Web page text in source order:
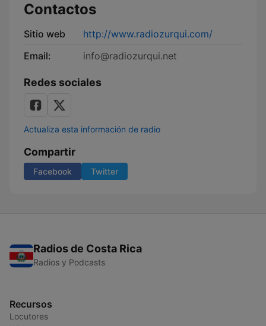
Contactos
Sitio web
http://www.radiozurqui.com/
Email:
info@radiozurqui.net
Redes sociales
Actualiza esta información de radio
Compartir
Facebook Twitter
Radios de Costa Rica
Radios y Podcasts
Recursos
Locutores